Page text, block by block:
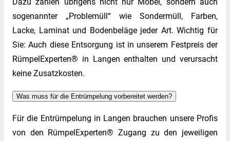
sogenannter „Problemüll“ wie Sondermüll, Farben,
Lacke, Laminat und Bodenbeläge jeder Art. Wichtig für
Sie: Auch diese Entsorgung ist in unserem Festpreis der
RümpelExperten® in Langen enthalten und verursacht
keine Zusatzkosten.
Was muss für die Entrümpelung vorbereitet werden?
Für die Entrümpelung in Langen brauchen unsere Profis
von den RümpelExperten® Zugang zu den jeweiligen